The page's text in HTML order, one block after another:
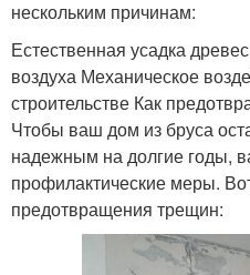
нескольким причинам:
Естественная усадка
воздуха Механическое
строительстве Как
Чтобы ваш дом из бруса
надежным на долгие годы,
профилактические меры.
предотвращения трещин: